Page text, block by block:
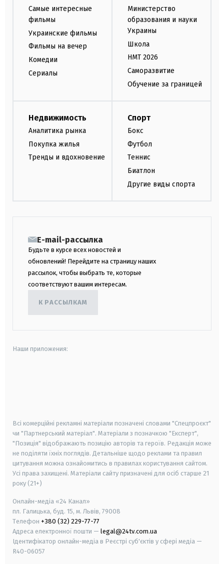
Самые интересные
фильмы
Украинские фильмы
Фильмы на вечер
Комедии
Сериалы
Министерство
образования и науки
Украины
Школа
НМТ 2026
Саморазвитие
Обучение за границей
Недвижимость
Аналитика рынка
Покупка жилья
Тренды и вдохновение
Спорт
Бокс
Футбол
Теннис
Биатлон
Другие виды спорта
E-mail-рассылка
Будьте в курсе всех новостей и
обновлений! Перейдите на страницу наших
рассылок, чтобы выбрать те, которые
соответствуют вашим интересам.
К РАССЫЛКАМ
Наши приложения:
Всі комерційні рекламні матеріали позначені словами "Спецпроєкт"
чи "Партнерський матеріал". Матеріали з позначкою "Експерт",
"Позиція" відображають позицію авторів та героїв. Редакція може
не поділяти їхніх поглядів. Детальніше щодо реклами та правил
цитування можна ознайомитись в правилах користування сайтом.
Усі права захищені. Матеріали сайту призначені для осіб старше 21
року (21+)
Онлайн-медіа «24 Канал»
пл. Галицька, буд. 15, м. Львів, 79008
Телефон +380 (32) 229-77-77
Адреса електронної пошти — legal@24tv.com.ua
Ідентифікатор онлайн-медіа в Реєстрі суб'єктів у сфері медіа —
R40-06057